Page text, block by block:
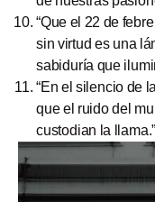
“Que el 22 de
sin virtud es una
sabiduría que
“En el silencio de
que el ruido del
custodian la llama.”